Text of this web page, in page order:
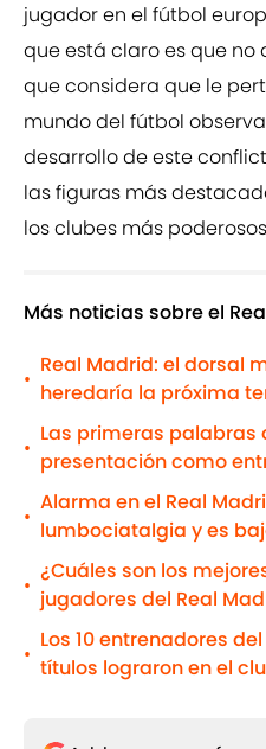
jugador en el fútbol
que está claro es que
que considera que le
mundo del fútbol
desarrollo de este
las figuras más
los clubes más
Más noticias sobre el
•
Real Madrid: el dorsal
heredaría la próxima
•
Las primeras palabras
presentación como
•
Alarma en el Real
lumbociatalgia y es
•
¿Cuáles son los
jugadores del Real
•
Los 10 entrenadores
títulos lograron en el